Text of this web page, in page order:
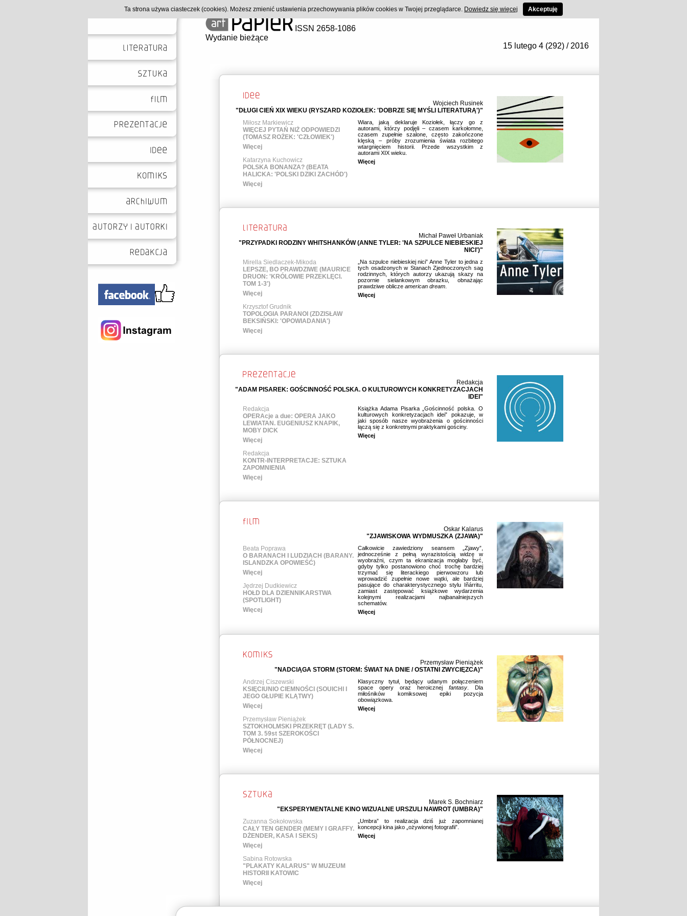
ISSN 2658-1086
Wydanie bieżące
15 lutego 4 (292) / 2016
Wojciech Rusinek
"DŁUGI CIEŃ XIX WIEKU (RYSZARD KOZIOŁEK: 'DOBRZE SIĘ MYŚLI LITERATURĄ')"
Miłosz Markiewicz
WIĘCEJ PYTAŃ NIŻ ODPOWIEDZI
(TOMASZ ROŻEK: 'CZŁOWIEK')
Więcej
Katarzyna Kuchowicz
POLSKA BONANZA? (BEATA
HALICKA: 'POLSKI DZIKI ZACHÓD')
Więcej
Wiara, jaką deklaruje Koziołek, łączy go z
autorami, którzy podjęli – czasem karkołomne,
czasem zupełnie szalone, często zakończone
klęską – próby zrozumienia świata rozbitego
wtargnięciem historii. Przede wszystkim z
autorami XIX wieku.
Więcej
Michał Paweł Urbaniak
"PRZYPADKI RODZINY WHITSHANKÓW (ANNE TYLER: 'NA SZPULCE NIEBIESKIEJ
NICI')"
Mirella Siedlaczek-Mikoda
LEPSZE, BO PRAWDZIWE (MAURICE
DRUON: 'KRÓLOWIE PRZEKLĘCI.
TOM 1-3')
Więcej
Krzysztof Grudnik
TOPOLOGIA PARANOI (ZDZISŁAW
BEKSIŃSKI: 'OPOWIADANIA')
Więcej
„Na szpulce niebieskiej nici” Anne Tyler to jedna z
tych osadzonych w Stanach Zjednoczonych sag
rodzinnych, których autorzy ukazują skazy na
pozornie sielankowym obrazku, obnażając
prawdziwe oblicze american dream
Więcej
Redakcja
"ADAM PISAREK: GOŚCINNOŚĆ POLSKA. O KULTUROWYCH KONKRETYZACJACH
IDEI"
Redakcja
OPERAcje a due: OPERA JAKO
LEWIATAN. EUGENIUSZ KNAPIK,
MOBY DICK
Więcej
Redakcja
KONTR-INTERPRETACJE: SZTUKA
ZAPOMNIENIA
Więcej
Książka Adama Pisarka „Gościnność polska. O
kulturowych konkretyzacjach idei” pokazuje, w
jaki sposób nasze wyobrażenia o gościnności
łączą się z konkretnymi praktykami gościny.
Więcej
Oskar Kalarus
"ZJAWISKOWA WYDMUSZKA (ZJAWA)"
Beata Poprawa
O BARANACH I LUDZIACH (BARANY.
ISLANDZKA OPOWIEŚĆ)
Więcej
Jędrzej Dudkiewicz
HOŁD DLA DZIENNIKARSTWA
(SPOTLIGHT)
Więcej
Całkowicie zawiedziony seansem „Zjawy”,
jednocześnie z pełną wyrazistością widzę w
wyobraźni, czym ta ekranizacja mogłaby być,
gdyby tylko postanowiono choć trochę bardziej
trzymać się literackiego pierwowzoru lub
wprowadzić zupełnie nowe wątki, ale bardziej
pasujące do charakterystycznego stylu Iñárritu,
zamiast zastępować książkowe wydarzenia
kolejnymi realizacjami najbanalniejszych
schematów.
Więcej
Przemysław Pieniążek
"NADCIĄGA STORM (STORM: ŚWIAT NA DNIE / OSTATNI ZWYCIĘZCA)"
Andrzej Ciszewski
KSIĘCIUNIO CIEMNOŚCI (SOUICHI I
JEGO GŁUPIE KLĄTWY)
Więcej
Przemysław Pieniążek
SZTOKHOLMSKI PRZEKRĘT (LADY S.
TOM 3. 59st SZEROKOŚCI
PÓŁNOCNEJ)
Więcej
Klasyczny tytuł, będący udanym połączeniem
space opery oraz heroicznej fantasy . Dla
miłośników komiksowej epiki pozycja
obowiązkowa.
Więcej
Marek S. Bochniarz
"EKSPERYMENTALNE KINO WIZUALNE URSZULI NAWROT (UMBRA)"
Zuzanna Sokołowska
CAŁY TEN GENDER (MEMY I GRAFFY.
DŻENDER, KASA I SEKS)
Więcej
Sabina Rotowska
"PLAKATY KALARUS" W MUZEUM
HISTORII KATOWIC
Więcej
„Umbra” to realizacja dziś już zapomnianej
koncepcji kina jako „ożywionej fotografii”.
Więcej
Ta strona używa ciasteczek (cookies). Możesz zmienić ustawienia przechowywania plików cookies w Twojej przeglądarce. Dowiedz się więcej Akceptuję